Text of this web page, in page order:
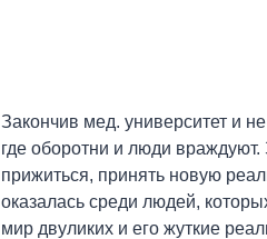
Закончив мед. университет и
где оборотни и люди
прижиться, принять новую
оказалась среди людей,
мир двуликих и его жуткие